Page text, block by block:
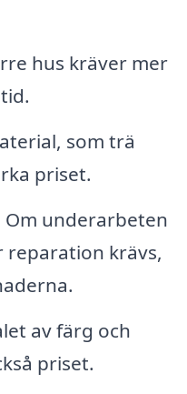
hus kräver mer
som trä
priset.
Om underarbeten
reparation krävs,
av färg och
priset.